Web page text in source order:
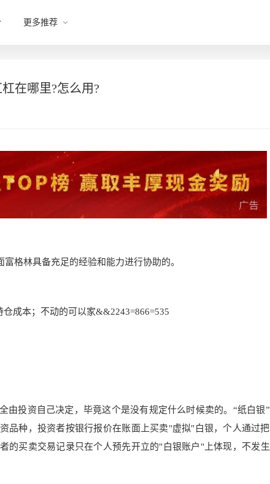
更多推荐
在哪里?怎么用?
格林具备充足的经验和能力进行协助的。
成本；不动的可以家&&2243=866=535
由投资自己决定，毕竟这个是没有规定什么时候卖的。“纸白银”
品种，投资者按银行报价在账面上买卖"虚拟"白银，个人通过把
的买卖交易记录只在个人预先开立的"白银账户"上体现，不发生